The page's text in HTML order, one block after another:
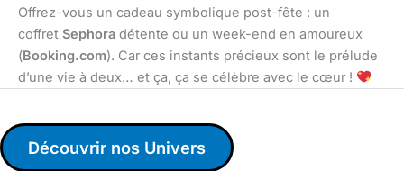
Offrez-vous un cadeau symbolique post-fête : un
coffret Sephora détente ou un week-end en amoureux
(Booking.com). Car ces instants précieux sont le prélude
d’une vie à deux… et ça, ça se célèbre avec le cœur !
Découvrir nos Univers